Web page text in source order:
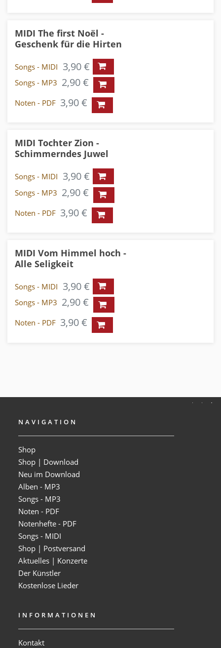
MIDI The first Noël -
Geschenk für die Hirten
Songs - MIDI 3,90 €
Songs - MP3 2,90 €
Noten - PDF 3,90 €
MIDI Tochter Zion -
Schimmerndes Juwel
Songs - MIDI 3,90 €
Songs - MP3 2,90 €
Noten - PDF 3,90 €
MIDI Vom Himmel hoch -
Alle Seligkeit
Songs - MIDI 3,90 €
Songs - MP3 2,90 €
Noten - PDF 3,90 €
NAVIGATION
Shop
Shop | Download
Neu im Download
Alben - MP3
Songs - MP3
Noten - PDF
Notenhefte - PDF
Songs - MIDI
Shop | Postversand
Aktuelles | Konzerte
Der Künstler
Kostenlose Lieder
INFORMATIONEN
Kontakt